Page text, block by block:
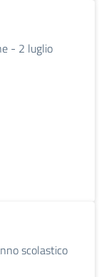
- 2 luglio
scolastico